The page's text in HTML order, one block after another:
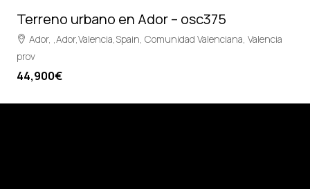
Terreno urbano en Ador – osc375
Ador, ,Ador,Valencia,Spain, Comunidad Valenciana, Valencia
prov
44,900€